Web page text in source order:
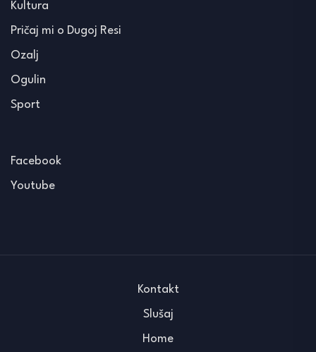
Kultura
Pričaj mi o Dugoj Resi
Ozalj
Ogulin
Sport
Facebook
Youtube
Kontakt
Slušaj
Home